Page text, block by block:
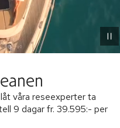
våra reseexperter ta
9 dagarfr. 39.595:- per